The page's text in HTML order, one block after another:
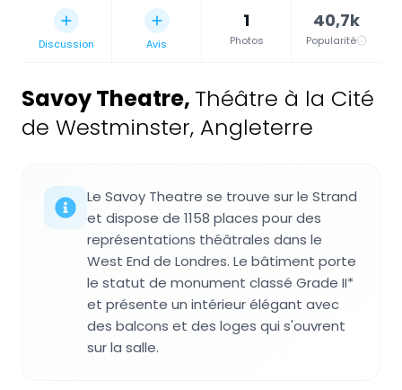
Discussion Avis
1
Photos
40,7k
Popularité
Savoy Theatre, Théâtre à la Cité
de Westminster, Angleterre
Le Savoy Theatre se trouve sur le Strand
et dispose de 1158 places pour des
représentations théâtrales dans le
West End de Londres. Le bâtiment porte
le statut de monument classé Grade II*
et présente un intérieur élégant avec
des balcons et des loges qui s'ouvrent
sur la salle.